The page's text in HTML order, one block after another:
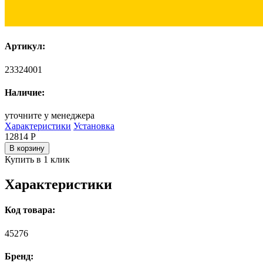
Артикул:
23324001
Наличие:
уточните у менеджера
Характеристики Установка
12814 Р
В корзину
Купить в 1 клик
Характеристики
Код товара:
45276
Бренд: